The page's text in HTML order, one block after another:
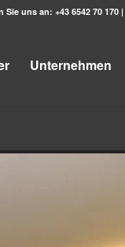
Sie uns an: +43 6542 70 170 |
Unternehmen